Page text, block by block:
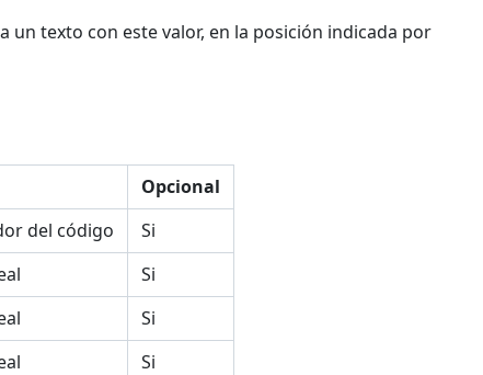
un texto con este valor, en la posición indicada por
Opcional
del código
Si
Si
Si
Si